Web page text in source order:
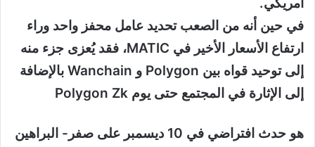
أمريكي.
في حين أنه من الصعب تحديد عامل محفز واحد وراء
ارتفاع الأسعار الأخير في MATIC، فقد يُعزى جزء منه
إلى توحيد قواه بين Polygon و Wanchain بالإضافة
إلى الإثارة في المجتمع حتى يوم Polygon Zk
هو حدث افتراضي في 10 ديسمبر على صفر- البراهين